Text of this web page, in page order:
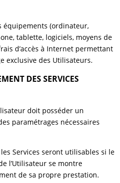
équipements (ordinateur,
tablette, logiciels, moyens de
d’accès à Internet permettant
exclusive des Utilisateurs.
DES SERVICES
doit posséder un
paramétrages nécessaires
Services seront utilisables si le
l’Utilisateur se montre
de sa propre prestation.